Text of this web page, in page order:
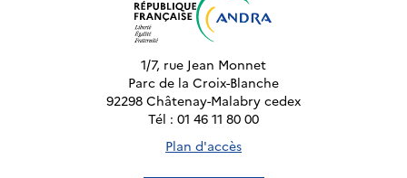
1/7, rue Jean Monnet
Parc de la Croix-Blanche
92298 Châtenay-Malabry cedex
Tél : 01 46 11 80 00
Plan d'accès